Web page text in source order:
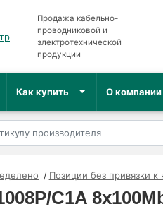
Продажа кабельно-
проводниковой и
электротехнической
продукции
Как купить О компании
Позиции без привязки к
C1A